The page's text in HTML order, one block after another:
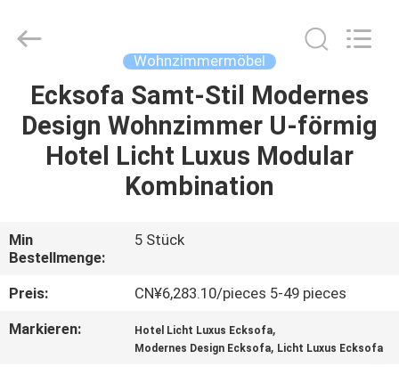
STARTSEITE
PRODUKTE
VR
SHOW
Ltd..
Wohnzimmermöbel
Ecksofa Samt-Stil Modernes
Design Wohnzimmer U-förmig
Hotel Licht Luxus Modular
Kombination
Min
Bestellmenge:
5 Stück
Preis:
CN¥6,283.10/pieces 5-49 pieces
Markieren:
Hotel Licht Luxus Ecksofa,
Modernes Design Ecksofa, Licht Luxus Ecksofa